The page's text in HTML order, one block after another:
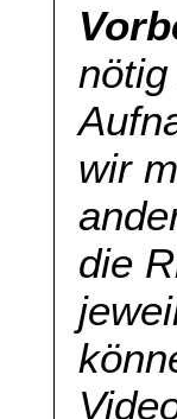
wir
die